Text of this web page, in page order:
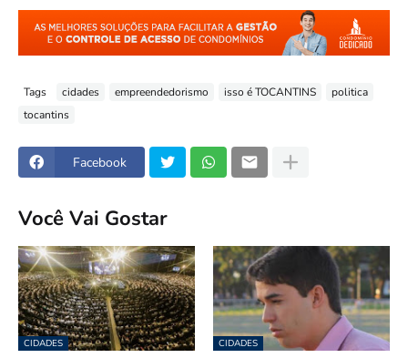
Tags cidades empreendedorismo isso é TOCANTINS
politica
tocantins
Facebook
Você Vai Gostar
CIDADES CIDADES